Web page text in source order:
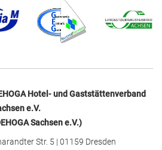
Hotel- und Gaststättenverband
e.V.
Sachsen e.V.)
Str. 5 | 01159 Dresden